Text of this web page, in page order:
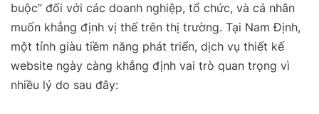
buộc” đối với các doanh nghiệp, tổ chức, và cá nhân
muốn khẳng định vị thế trên thị trường. Tại Nam Định,
một tỉnh giàu tiềm năng phát triển, dịch vụ thiết kế
website ngày càng khẳng định vai trò quan trọng vì
nhiều lý do sau đây: